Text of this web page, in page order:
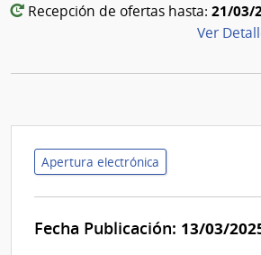
Recepción de ofertas hasta: 21/03/
Ver
Apertura electrónica
Fecha Publicación: 13/03/